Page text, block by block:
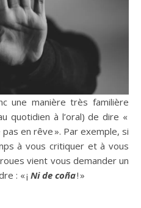
une manière très familière
quotidien à l’oral) de dire «
pas en rêve ». Par exemple, si
à vous critiquer et à vous
vient vous demander un
: « ¡ Ni de coña! »